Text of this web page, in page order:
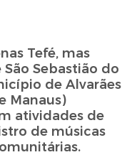
Tefé, mas
Sebastião do
de Alvarães
Manaus)
atividades de
de músicas